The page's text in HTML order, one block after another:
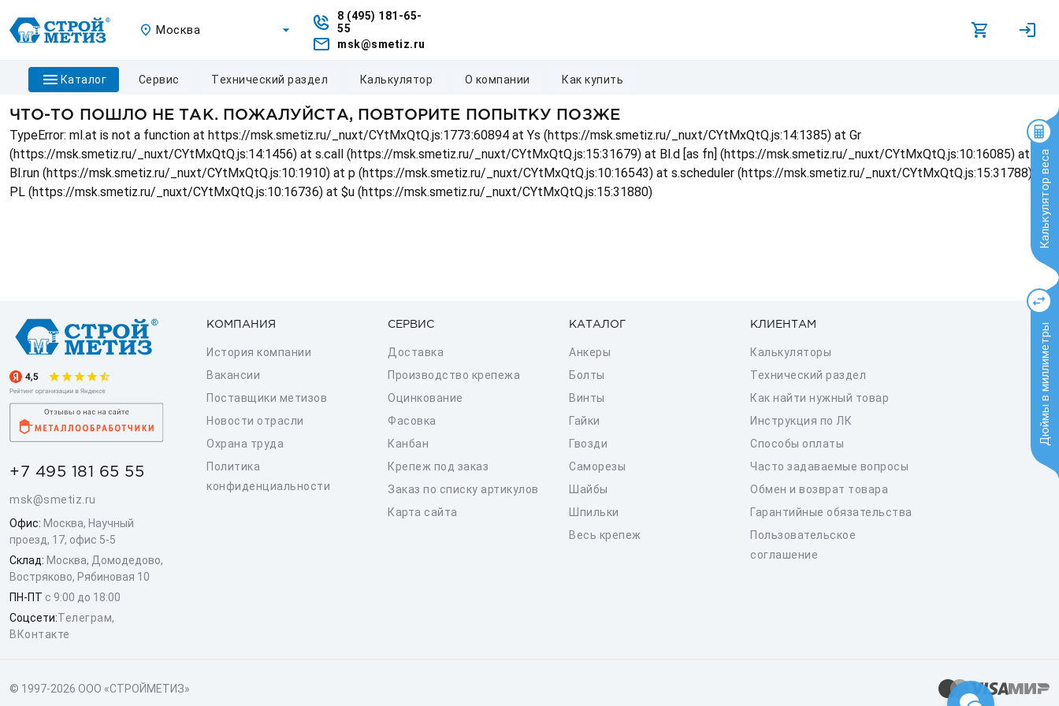
Калькулятор веса
Дюймы в миллиметры
Москва
8 (495) 181-65-
55
msk@smetiz.ru
каталог сервис технический раздел калькулятор о компании как купить
ЧТО-ТО ПОШЛО НЕ ТАК. ПОЖАЛУЙСТА, ПОВТОРИТЕ ПОПЫТКУ ПОЗЖЕ
TypeError: ml.at is not a function at https://msk.smetiz.ru/_nuxt/CYtMxQtQ.js:1773:60894 at Ys (https://msk.smetiz.ru/_nuxt/CYtMxQtQ.js:14:1385) at Gr
(https://msk.smetiz.ru/_nuxt/CYtMxQtQ.js:14:1456) at s.call (https://msk.smetiz.ru/_nuxt/CYtMxQtQ.js:15:31679) at Bl.d [as fn] (https://msk.smetiz.ru/_nuxt/CYtMxQtQ.js:10:16085) at
Bl.run (https://msk.smetiz.ru/_nuxt/CYtMxQtQ.js:10:1910) at p (https://msk.smetiz.ru/_nuxt/CYtMxQtQ.js:10:16543) at s.scheduler (https://msk.smetiz.ru/_nuxt/CYtMxQtQ.js:15:31788) at
PL (https://msk.smetiz.ru/_nuxt/CYtMxQtQ.js:10:16736) at $u (https://msk.smetiz.ru/_nuxt/CYtMxQtQ.js:15:31880)
+7 495 181 65 55
msk@smetiz.ru
Офис: Москва, Научный
проезд, 17, офис 5-5
Склад: Москва, Домодедово,
Востряково, Рябиновая 10
ПН-ПТ с 9:00 до 18:00
Соцсети:Телеграм,
ВКонтакте
КОМПАНИЯ
История компании
Вакансии
Поставщики метизов
Новости отрасли
Охрана труда
Политика
конфиденциальности
СЕРВИС
Доставка
Производство крепежа
Оцинкование
Фасовка
Канбан
Крепеж под заказ
Заказ по списку артикулов
Карта сайта
КАТАЛОГ
Анкеры
Болты
Винты
Гайки
Гвозди
Саморезы
Шайбы
Шпильки
Весь крепеж
КЛИЕНТАМ
Калькуляторы
Технический раздел
Как найти нужный товар
Инструкция по ЛК
Способы оплаты
Часто задаваемые вопросы
Обмен и возврат товара
Гарантийные обязательства
Пользовательское
соглашение
© 1997-2026 ООО «СТРОЙМЕТИЗ»